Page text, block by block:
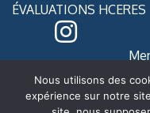
ÉVALUATIONS HCERES
@
Nous utilisons des
expérience sur notre